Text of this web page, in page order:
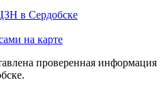
в Сердобске
на карте
проверенная информация